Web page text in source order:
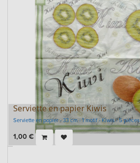
Serviette en papier Kiwis
Serviette en papier - 33 cm - 1 motif - Kiwis - 5 pièces
1,00 €